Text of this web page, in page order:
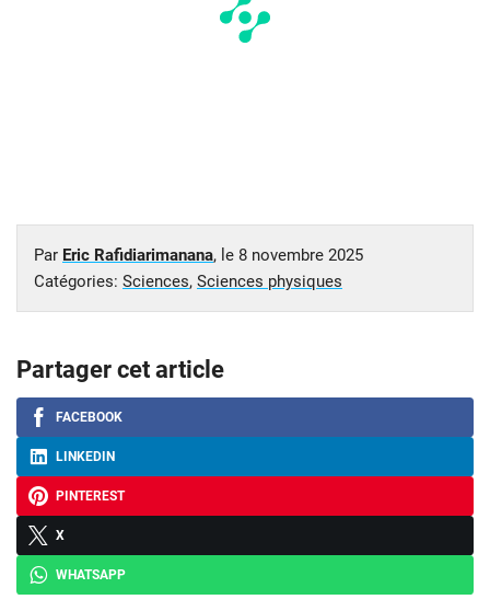
Par Eric Rafidiarimanana, le 8 novembre 2025
Catégories: Sciences, Sciences physiques
Partager cet article
FACEBOOK
LINKEDIN
PINTEREST
X
WHATSAPP